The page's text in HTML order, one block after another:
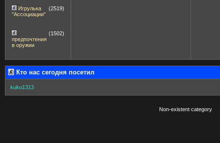
Игрулька
"Ассоциации"
(2519)
предпочтения
в оружии
(1502)
Кто нас сегодня посетил
kuku1313
Non-existent category